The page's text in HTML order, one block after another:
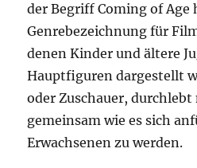
der Begriff Coming of Age
Genrebezeichnung für
denen Kinder und ältere
Hauptfiguren dargestellt
oder Zuschauer,
gemeinsam wie es sich
Erwachsenen zu werden.